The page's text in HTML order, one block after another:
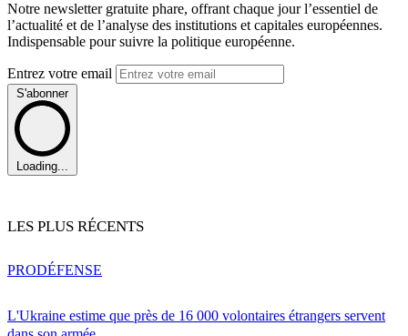
Notre newsletter gratuite phare, offrant chaque jour l’essentiel de
l’actualité et de l’analyse des institutions et capitales européennes.
Indispensable pour suivre la politique européenne.
Entrez votre email
S'abonner
Loading...
LES PLUS RÉCENTS
L'Ukraine estime que près de 16 000 volontaires étrangers servent
PRODÉFENSE